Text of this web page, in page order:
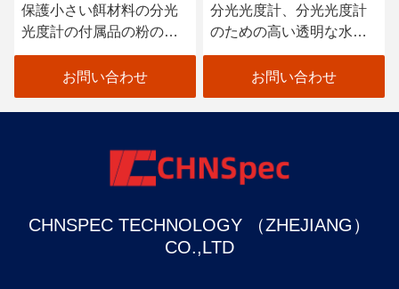
保護小さい餌材料の分光
光度計の付属品の粉のホ
ールダー非常に
お問い合わせ
分光光度計、分光光度計
のための高い透明な水晶
キュヴェットは大きい丸
型を分けます
お問い合わせ
CHNSPEC TECHNOLOGY （ZHEJIANG）
CO.,LTD